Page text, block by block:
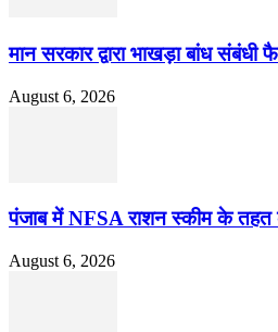
मान सरकार द्वारा भाखड़ा बांध संबंधी
August 6, 2026
पंजाब में NFSA राशन स्कीम के तहत
August 6, 2026